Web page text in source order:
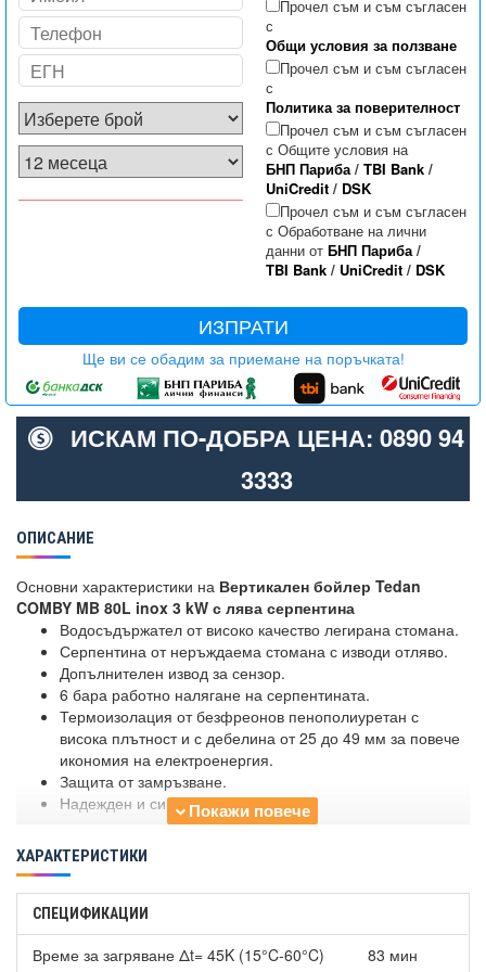
Прочел съм и съм съгласен
с
Общи условия за ползване
Прочел съм и съм съгласен
с
Политика за поверителност
Прочел съм и съм съгласен
с Общите условия на
БНП Париба/ TBI Bank/
UniCredit/ DSK
Прочел съм и съм съгласен
с Обработване на лични
данни от БНП Париба/
TBI Bank/ UniCredit/ DSK
ИЗПРАТИ
Ще ви се обадим за приемане на поръчката!
ИСКАМ ПО-ДОБРА ЦЕНА: 0890 94
3333
ОПИСАНИЕ
Основни характеристики на Вертикален бойлер Tedan
COMBY MB 80L inox 3 kW с лява серпентина
Водосъдържател от високо качество легирана стомана.
Серпентина от неръждаема стомана с изводи отляво.
Допълнителен извод за сензор.
6 бара работно налягане на серпентината.
Термоизолация от безфреонов пенополиуретан с
висока плътност и с дебелина от 25 до 49 мм за повече
икономия на електроенергия.
Защита от замръзване.
Надежден и сигурен уред.
ХАРАКТЕРИСТИКИ
СПЕЦИФИКАЦИИ
Време за загряване Δt= 45K (15°C-60°C)
83 мин